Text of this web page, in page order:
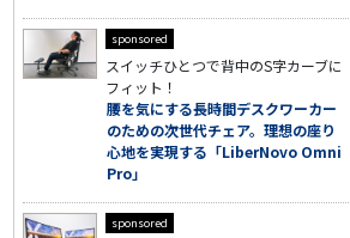
sponsored
スイッチひとつで背中のS字カーブに
フィット！
腰を気にする長時間デスクワーカー
のための次世代チェア。理想の座り
心地を実現する「LiberNovo Omni
Pro」
sponsored